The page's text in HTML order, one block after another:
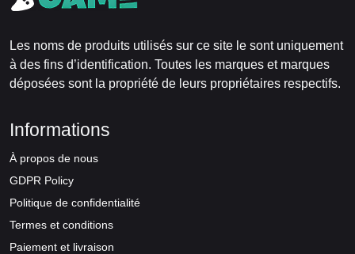
Les noms de produits utilisés sur ce site le sont uniquement
à des fins d’identification. Toutes les marques et marques
déposées sont la propriété de leurs propriétaires respectifs.
Informations
À propos de nous
GDPR Policy
Politique de confidentialité
Termes et conditions
Paiement et livraison